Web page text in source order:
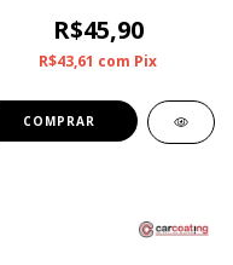
R$45,90
R$43,61 com Pix